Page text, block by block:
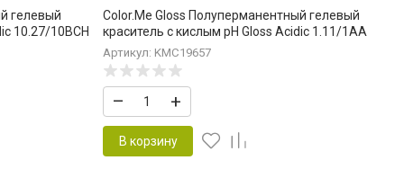
гелевый
10.27/10BСН
Color.Me Gloss Полуперманентный гелевый
краситель c кислым pH Gloss Acidic 1.11/1AA
Black.Ash.Int 60 мл Брюнет Пепельный
Интенсивный
Артикул: KMC19657
– +
В корзину